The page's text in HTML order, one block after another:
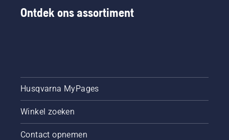
Ontdek ons assortiment
Husqvarna MyPages
Winkel zoeken
Contact opnemen